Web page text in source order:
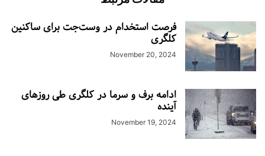
فرصت استخدام در وست‌جت برای ساکنین
کلگری
November 20, 2024
ادامه برف و سرما در کلگری طی روزهای
آینده
November 19, 2024